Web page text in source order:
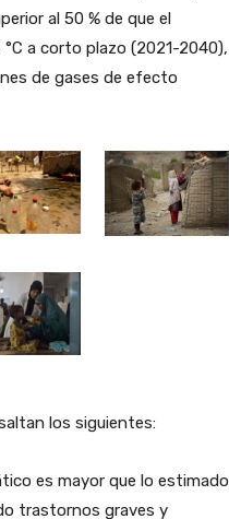
al 50 % de que el
a corto plazo (2021-2040),
de gases de efecto
los siguientes:
es mayor que lo estimado
trastornos graves y